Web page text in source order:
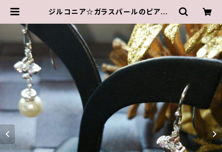
ジルコニア☆ガラスパールのピアス |